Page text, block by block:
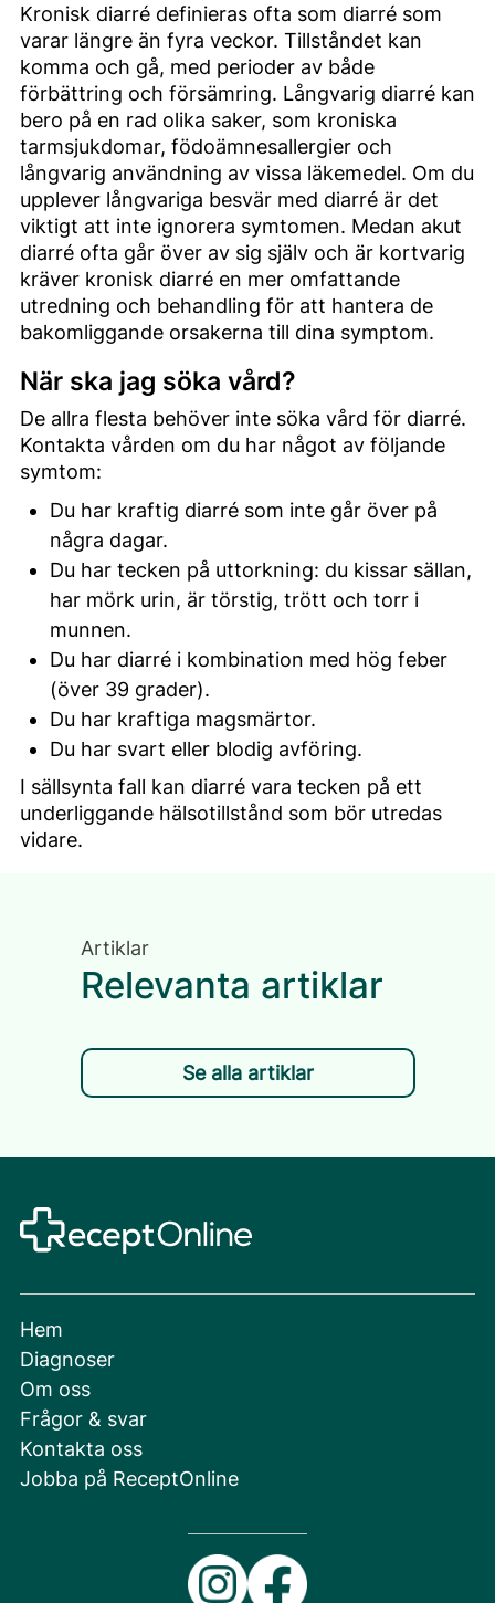
Kronisk diarré definieras ofta som diarré som
varar längre än fyra veckor. Tillståndet kan
komma och gå, med perioder av både
förbättring och försämring. Långvarig diarré kan
bero på en rad olika saker, som kroniska
tarmsjukdomar, födoämnesallergier och
långvarig användning av vissa läkemedel. Om du
upplever långvariga besvär med diarré är det
viktigt att inte ignorera symtomen. Medan akut
diarré ofta går över av sig själv och är kortvarig
kräver kronisk diarré en mer omfattande
utredning och behandling för att hantera de
bakomliggande orsakerna till dina symptom.
När ska jag söka vård?
De allra flesta behöver inte söka vård för diarré.
Kontakta vården om du har något av följande
symtom:
Du har kraftig diarré som inte går över på
några dagar.
Du har tecken på uttorkning: du kissar sällan,
har mörk urin, är törstig, trött och torr i
munnen.
Du har diarré i kombination med hög feber
(över 39 grader).
Du har kraftiga magsmärtor.
Du har svart eller blodig avföring.
I sällsynta fall kan diarré vara tecken på ett
underliggande hälsotillstånd som bör utredas
vidare.
Artiklar
Relevanta artiklar
Se alla artiklar
Hem
Diagnoser
Om oss
Frågor & svar
Kontakta oss
Jobba på ReceptOnline